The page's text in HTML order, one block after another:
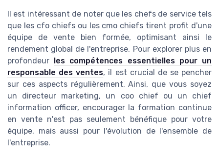
Il est intéressant de noter que les chefs de service tels
que les cfo chiefs ou les cmo chiefs tirent profit d'une
équipe de vente bien formée, optimisant ainsi le
rendement global de l'entreprise. Pour explorer plus en
profondeur les compétences essentielles pour un
responsable des ventes, il est crucial de se pencher
sur ces aspects régulièrement. Ainsi, que vous soyez
un directeur marketing, un coo chief ou un chief
information officer, encourager la formation continue
en vente n'est pas seulement bénéfique pour votre
équipe, mais aussi pour l'évolution de l'ensemble de
l'entreprise.